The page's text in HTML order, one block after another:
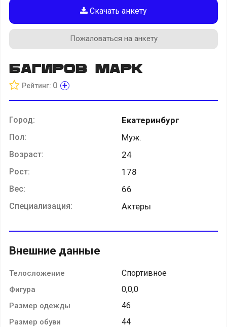
Скачать анкету
Пожаловаться на анкету
Багиров Марк
Рейтинг: 0 +
Город: Екатеринбург
Пол: Муж.
Возраст: 24
Рост: 178
Вес: 66
Специализация: Актеры
Внешние данные
Телосложение Спортивное
Фигура 0,0,0
Размер одежды 46
Размер обуви 44